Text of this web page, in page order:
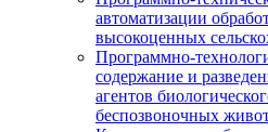
автоматизации
высокоценных
Программно-
содержание и
агентов
беспозвоночных